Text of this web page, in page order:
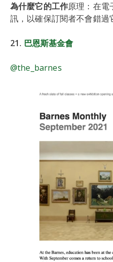
為什麼它的工作原理：在電
訊，以確保訂閱者不會錯過
21. 巴恩斯基金會
@the_barnes